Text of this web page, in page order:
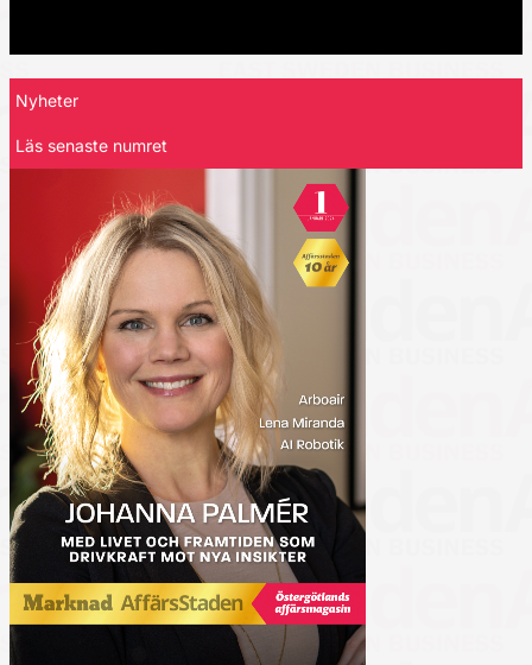
Nyheter
Läs senaste numret